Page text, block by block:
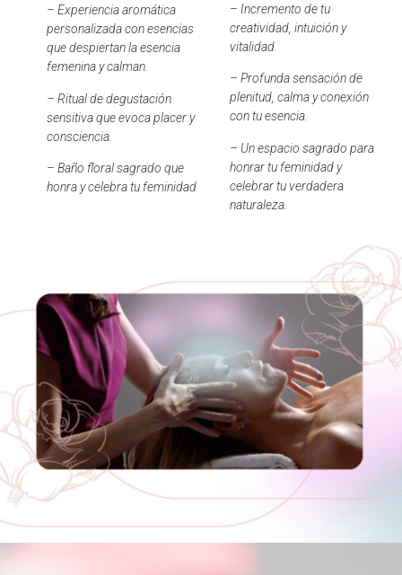
– Experiencia aromática
personalizada con esencias
que despiertan la esencia
femenina y calman.
– Ritual de degustación
sensitiva que evoca placer y
consciencia.
– Baño floral sagrado que
honra y celebra tu feminidad
– Incremento de tu
creatividad, intuición y
vitalidad.
– Profunda sensación de
plenitud, calma y conexión
con tu esencia.
– Un espacio sagrado para
honrar tu feminidad y
celebrar tu verdadera
naturaleza.